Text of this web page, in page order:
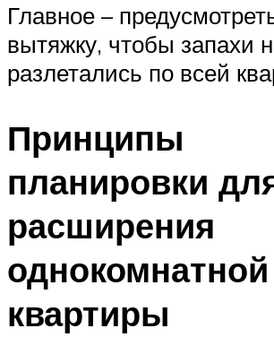
Главное –
вытяжку, чтобы запахи
разлетались по всей
Принципы
планировки
расширения
однокомнатной
квартиры